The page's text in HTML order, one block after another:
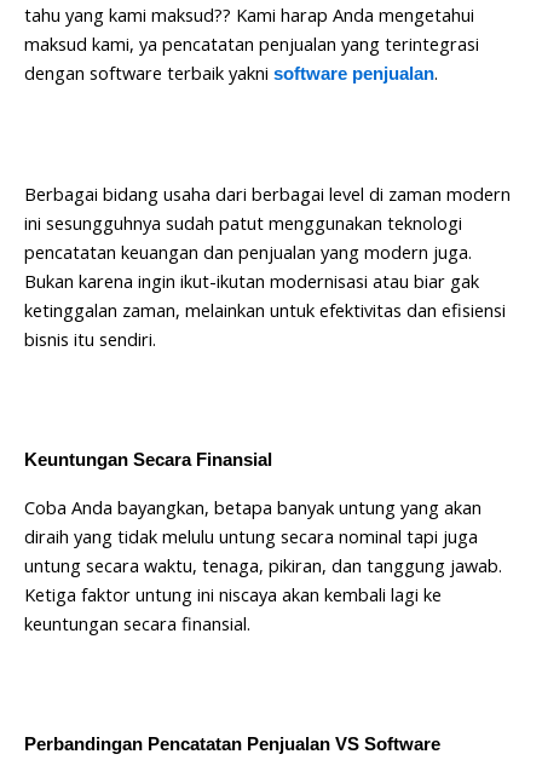
tahu yang kami maksud?? Kami harap Anda mengetahui
maksud kami, ya pencatatan penjualan yang terintegrasi
dengan software terbaik yakni software penjualan.
Berbagai bidang usaha dari berbagai level di zaman modern
ini sesungguhnya sudah patut menggunakan teknologi
pencatatan keuangan dan penjualan yang modern juga.
Bukan karena ingin ikut-ikutan modernisasi atau biar gak
ketinggalan zaman, melainkan untuk efektivitas dan efisiensi
bisnis itu sendiri.
Keuntungan Secara Finansial
Coba Anda bayangkan, betapa banyak untung yang akan
diraih yang tidak melulu untung secara nominal tapi juga
untung secara waktu, tenaga, pikiran, dan tanggung jawab.
Ketiga faktor untung ini niscaya akan kembali lagi ke
keuntungan secara finansial.
Perbandingan Pencatatan Penjualan VS Software